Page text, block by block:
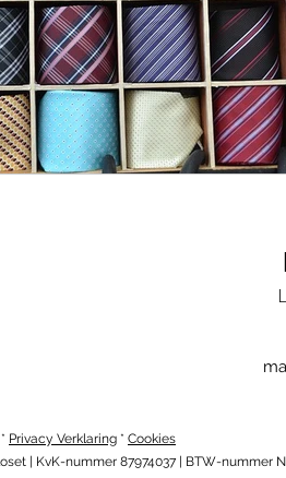
* Privacy Verklaring * Cookies
| KvK-nummer 87974037 | BTW-nummer